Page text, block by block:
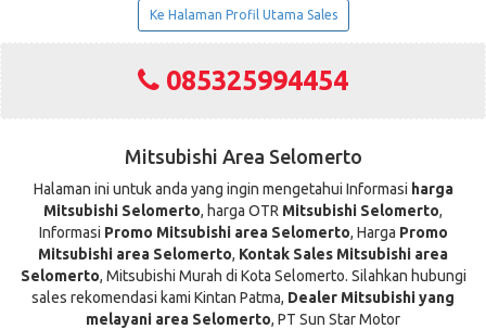
Ke Halaman Profil Utama Sales
085325994454
Mitsubishi Area Selomerto
Halaman ini untuk anda yang ingin mengetahui Informasi harga
Mitsubishi Selomerto, harga OTR Mitsubishi Selomerto,
Informasi Promo Mitsubishi area Selomerto, Harga Promo
Mitsubishi area Selomerto, Kontak Sales Mitsubishi area
Selomerto, Mitsubishi Murah di Kota Selomerto. Silahkan hubungi
sales rekomendasi kami Kintan Patma, Dealer Mitsubishi yang
melayani area Selomerto, PT Sun Star Motor